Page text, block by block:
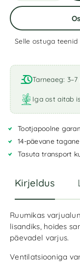
Selle ostuga teenid
l
t
e
r
n
t
i
Tarneaeg:
Iga ost aitab
Tootjapoolne
14-päevane
Tasuta transport
Kirjeldus
Ruumikas
lisandiks, hoides
päevadel varjus.
Ventilatsiooniga